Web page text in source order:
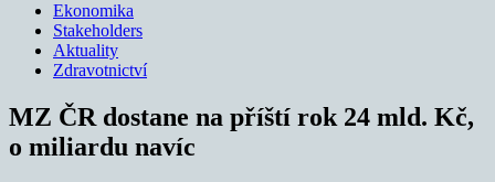
Ekonomika
Stakeholders
Aktuality
Zdravotnictví
MZ ČR dostane na příští rok 24 mld. Kč,
o miliardu navíc